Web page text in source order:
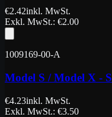
€2.42inkl. MwSt.
Exkl. MwSt.: €2.00
1009169-00-A
Model S / Model X -
€4.23inkl. MwSt.
Exkl. MwSt.: €3.50